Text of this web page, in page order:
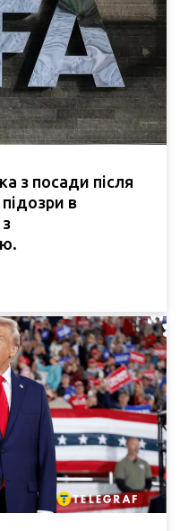
з посади після
в